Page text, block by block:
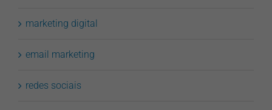
marketing digital
email marketing
redes sociais